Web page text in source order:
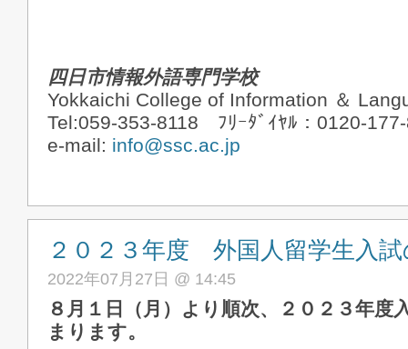
四日市情報外語専門学校
Yokkaichi College of Information ＆
Tel:059-353-8118 ﾌﾘｰﾀﾞｲﾔﾙ：0120-
e-mail: info@ssc.ac.jp
２０２３年度 外国人留学生入
2022年07月27日 @ 14:45
８月１日（月）より順次、２０２３年度
まります。